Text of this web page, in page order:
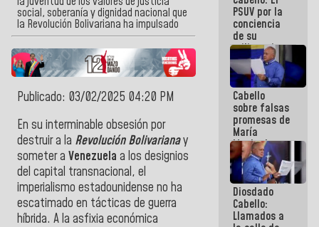
social, soberanía y dignidad nacional que
la Revolución Bolivariana ha impulsado
Publicado: 03/02/2025 04:20 PM
En su interminable obsesión por
destruir a la Revolución Bolivarianay
someter a Venezuela a los designios
del capital transnacional, el
imperialismo estadounidense no ha
escatimado en tácticas de guerra
híbrida. A la asfixia económica
PSUV por la
conciencia
de su
militancia
es la
organización
política más
sólida de
Venezuela
Cabello
sobre falsas
promesas de
María
Machado:
¿Quién le
puede creer?
¿Y la gente
que ella iba
a salvar en
La Guaira?
Diosdado
Cabello:
Llamados a